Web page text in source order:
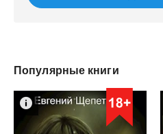
Популярные книги